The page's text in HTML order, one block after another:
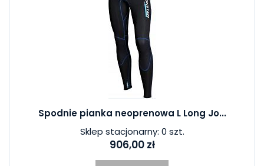
Spodnie pianka neoprenowa L Long Jo...
Sklep stacjonarny: 0 szt.
906,00 zł